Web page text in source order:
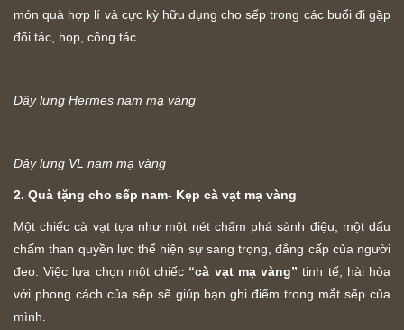
món quà hợp lí và cực kỳ hữu dụng cho sếp trong các buổi đi gặp
đối tác, họp, công tác…
Dây lưng Hermes nam mạ vàng
Dây lưng VL nam mạ vàng
2. Quà tặng cho sếp nam- Kẹp cà vạt mạ vàng
Một chiếc cà vạt tựa như một nét chấm phá sành điệu, một dấu
chấm than quyền lực thể hiện sự sang trọng, đẳng cấp của người
đeo. Việc lựa chọn một chiếc “cà vạt mạ vàng” tinh tế, hài hòa
với phong cách của sếp sẽ giúp bạn ghi điểm trong mắt sếp của
mình.